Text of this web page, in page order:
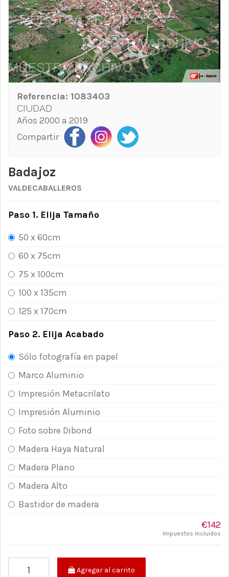
Referencia: 1083403
CIUDAD
Años 2000 a 2019
Compartir
Badajoz
VALDECABALLEROS
Paso 1. Elija Tamaño
50 x 60cm
60 x 75cm
75 x 100cm
100 x 135cm
125 x 170cm
Paso 2. Elija Acabado
Sólo fotografía en papel
Marco Aluminio
Impresión Metacrilato
Impresión Aluminio
Foto sobre Dibond
Madera Haya Natural
Madera Plano
Madera Alto
Bastidor de madera
€142
Impuestos incluidos
Agregar al carrito